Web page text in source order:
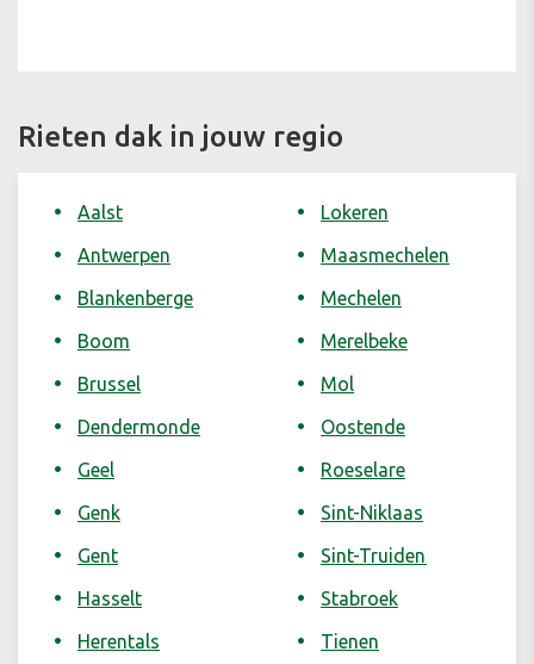
Rieten dak in jouw regio
Aalst
Antwerpen
Blankenberge
Boom
Brussel
Dendermonde
Geel
Genk
Gent
Hasselt
Herentals
Lokeren
Maasmechelen
Mechelen
Merelbeke
Mol
Oostende
Roeselare
Sint-Niklaas
Sint-Truiden
Stabroek
Tienen